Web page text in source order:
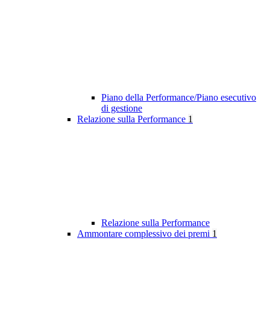
Piano della Performance/Piano esecutivo
di gestione
Relazione sulla Performance 1
Relazione sulla Performance
Ammontare complessivo dei premi 1